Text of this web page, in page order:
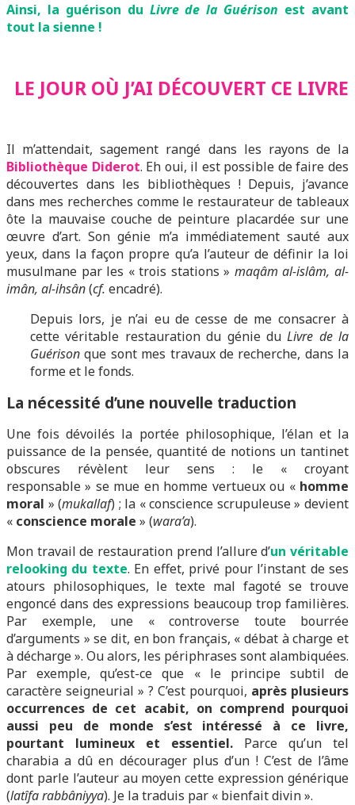
Ainsi, la guérison du Livre de la Guérison est avant
tout la sienne !
LE JOUR OÙ J’AI DÉCOUVERT CE LIVRE
Il m’attendait, sagement rangé dans les rayons de la
Bibliothèque Diderot. Eh oui, il est possible de faire des
découvertes dans les bibliothèques ! Depuis, j’avance
dans mes recherches comme le restaurateur de tableaux
ôte la mauvaise couche de peinture placardée sur une
œuvre d’art. Son génie m’a immédiatement sauté aux
yeux, dans la façon propre qu’a l’auteur de définir la loi
musulmane par les « trois stations » maqâm al-islâm, al-
imân, al-ihsân(cf. encadré).
Depuis lors, je n’ai eu de cesse de me consacrer à
cette véritable restauration du génie duLivre de la
Guérison que sont mes travaux de recherche, dans la
forme et le fonds.
La nécessité d’une nouvelle traduction
Une fois dévoilés la portée philosophique, l’élan et la
puissance de la pensée, quantité de notions un tantinet
obscures révèlent leur sens : le « croyant
responsable » se mue en homme vertueux ou « homme
moral » (mukallaf) ; la « conscience scrupuleuse » devient
« conscience morale » (wara’a).
Mon travail de restauration prend l’allure d’un véritable
relooking du texte. En effet, privé pour l’instant de ses
atours philosophiques, le texte mal fagoté se trouve
engoncé dans des expressions beaucoup trop familières.
Par exemple, une « controverse toute bourrée
d’arguments » se dit, en bon français, « débat à charge et
à décharge ». Ou alors, les périphrases sont alambiquées.
Par exemple, qu’est-ce que « le principe subtil de
caractère seigneurial » ? C’est pourquoi, après plusieurs
occurrences de cet acabit, on comprend pourquoi
aussi peu de monde s’est intéressé à ce livre,
pourtant lumineux et essentiel. Parce qu’un tel
charabia a dû en décourager plus d’un ! C’est de l’âme
dont parle l’auteur au moyen cette expression générique
(latîfarabbâniyya). Je la traduis par « bienfait divin ».